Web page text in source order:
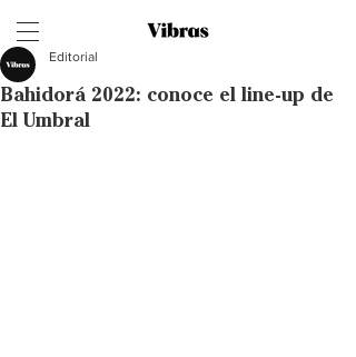
Bahidorá 2022: conoce el line-up de
El Umbral
Editorial